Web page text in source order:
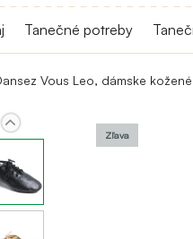
Tanečné potreby
Vous Leo, dámske
Zľava